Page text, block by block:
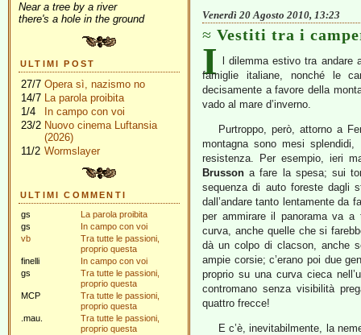
Near a tree by a river
there's a hole in the ground
ULTIMI POST
27/7 Opera sì, nazismo no
14/7 La parola proibita
1/4
In campo con voi
23/2 Nuovo cinema Luftansia
(2026)
11/2 Wormslayer
ULTIMI COMMENTI
gs
La parola proibita
gs
In campo con voi
vb
Tra tutte le passioni,
proprio questa
finelli
In campo con voi
gs
Tra tutte le passioni,
proprio questa
MCP
Tra tutte le passioni,
proprio questa
.mau.
Tra tutte le passioni,
proprio questa
Venerdì 20 Agosto 2010, 13:23
Vestiti tra i
I
l dilemma estivo tra
famiglie italiane, nonché le
decisamente a favore della
vado al mare d’inverno.
Purtroppo, però, attorno a
montagna sono mesi
resistenza. Per esempio, ieri
Brusson a fare la spesa; sui
sequenza di auto foreste dagli
dall’andare tanto lentamente da
per ammirare il panorama va a
curva, anche quelle che si
dà un colpo di clacson, anche
ampie corsie; c’erano poi due
proprio su una curva cieca
contromano senza visibilità
quattro frecce!
E c’è, inevitabilmente, la